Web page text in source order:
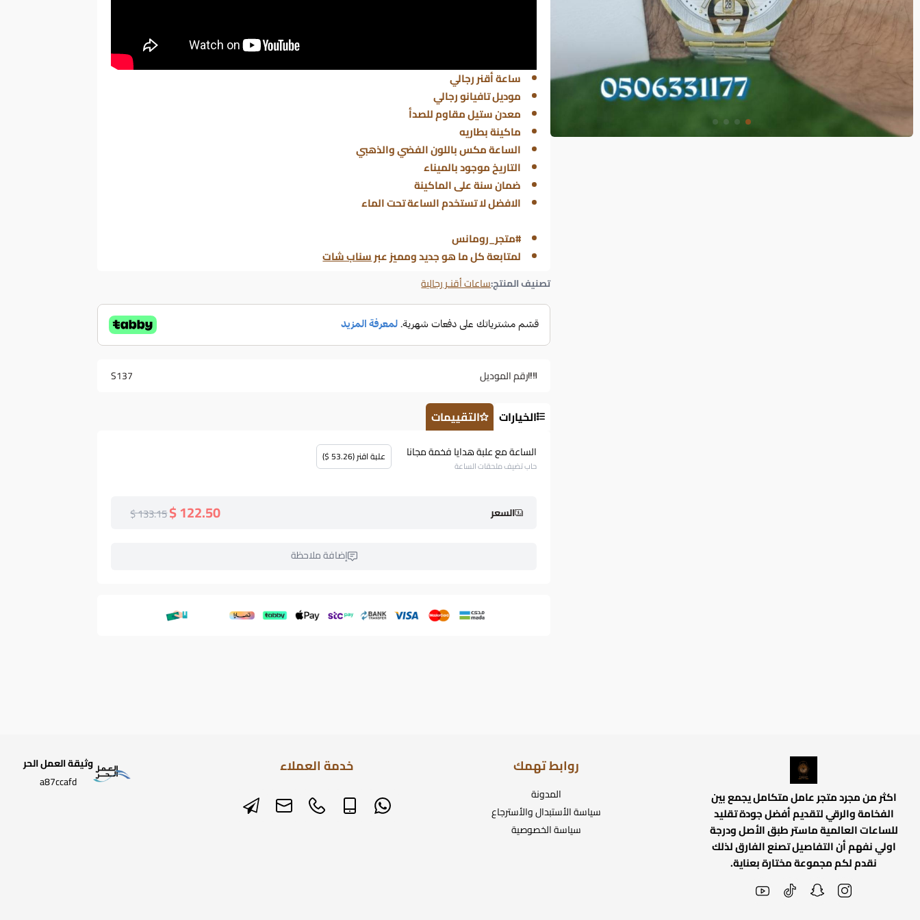
ساعة أقنر رجالي
موديل تافيانو رجالي
معدن ستيل مقاوم للصدأ
ماكينة بطاريه
الساعة مكس باللون الفضي والذهبي
التاريخ موجود بالميناء
ضمان سنة على الماكينة
الافضل لا تستخدم الساعة تحت الماء
#متجر_رومانس
لمتابعة كل ما هو جديد ومميز عبرسناب شات
تصنيف المنتج:ساعات أقنـر رجالية
رقم الموديل S137
الخيارات التقييمات
الساعة مع علبة هدايا فخمة مجانا
حاب تضيف ملحقات الساعة
علبة اقنر (53.26 $)
السعر 122.50 $
133.15 $
إضافة ملاحظة
اكثر من مجرد متجر عامل متكامل يجمع بين
الفخامة والرقي لتقديم أفضل جودة تقليد
للساعات العالمية ماستر طبق الأصل ودرجة
اولي نفهم أن التفاصيل تصنع الفارق لذلك
نقدم لكم مجموعة مختارة بعناية.
روابط تهمك
المدونة
سياسة الأستبدال والأسترجاع
سياسة الخصوصية
خدمة العملاء
وثيقة العمل الحر
a87ccafd